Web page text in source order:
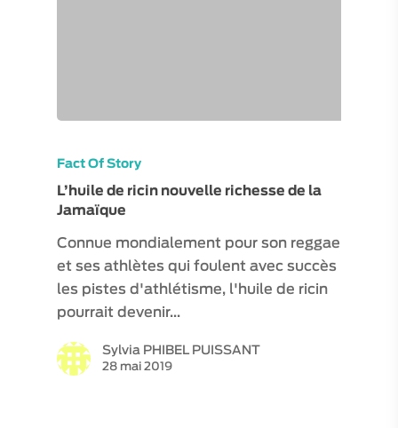
Fact Of Story
L’huile de ricin nouvelle richesse de la
Jamaïque
Connue mondialement pour son reggae
et ses athlètes qui foulent avec succès
les pistes d'athlétisme, l'huile de ricin
pourrait devenir…
Sylvia PHIBEL PUISSANT
28 mai 2019